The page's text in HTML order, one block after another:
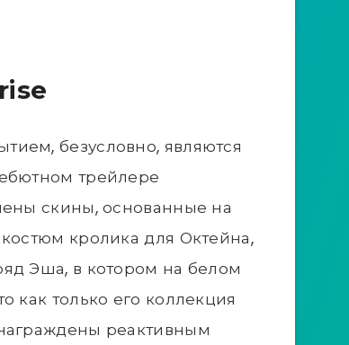
безусловно, являются
трейлере
скины, основанные на
кролика для Октейна,
Эша, в котором на белом
как только его коллекция
реактивным